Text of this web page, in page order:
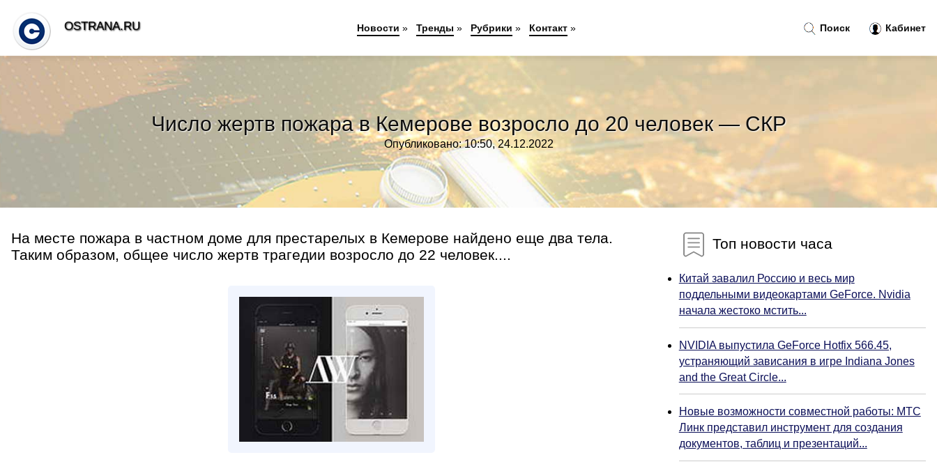
Число жертв пожара в Кемерове возросло до 20 человек — СКР
Опубликовано: 10:50, 24.12.2022
На месте пожара в частном доме для престарелых в Кемерове найдено еще два тела.
Таким образом, общее число жертв трагедии возросло до 22 человек....
Топ новости часа
Китай завалил Россию и весь мир
поддельными видеокартами GeForce. Nvidia
начала жестоко мстить...
NVIDIA выпустила GeForce Hotfix 566.45,
устраняющий зависания в игре Indiana Jones
and the Great Circle...
Новые возможности совместной работы: МТС
Линк представил инструмент для создания
документов, таблиц и презентаций...
Поиск Кабинет
OSTRANA.RU Новости » Тренды » Рубрики » Контакт»